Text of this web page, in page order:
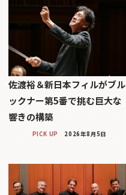
佐渡裕＆新日本フィルがブル
ックナー第5番で挑む巨大な
響きの構築
PICK UP 2026年8月5日